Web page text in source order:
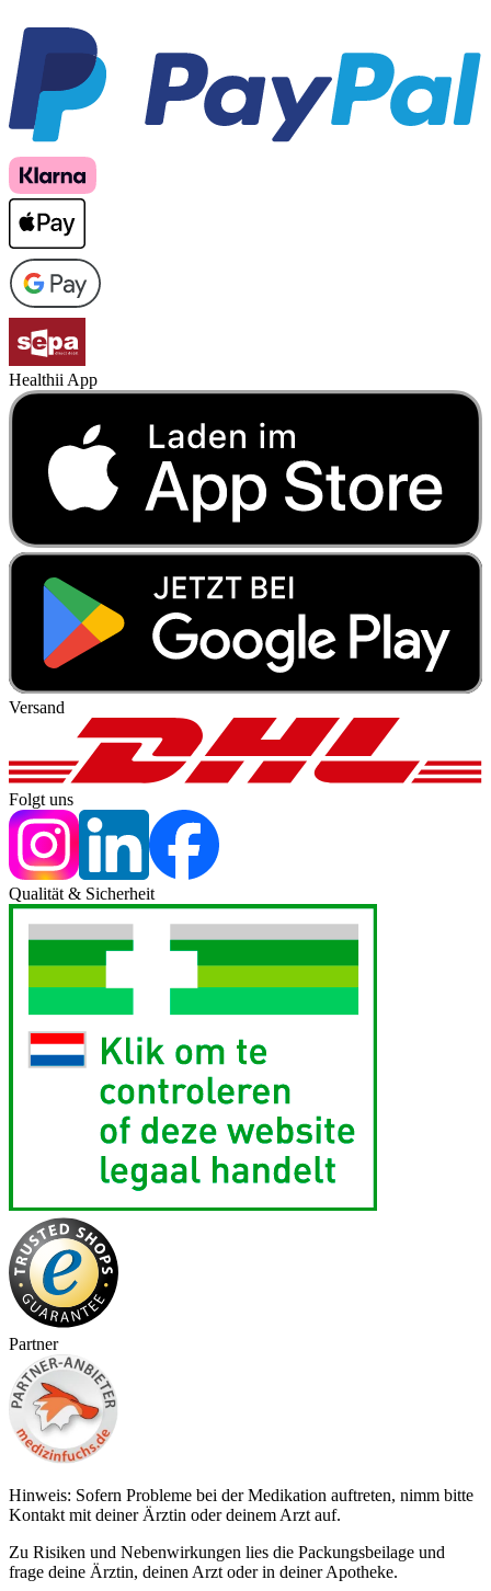
Healthii App
Versand
Folgt uns
Qualität & Sicherheit
Partner
Hinweis: Sofern Probleme bei der Medikation auftreten, nimm bitte
Kontakt mit deiner Ärztin oder deinem Arzt auf.
Zu Risiken und Nebenwirkungen lies die Packungsbeilage und
frage deine Ärztin, deinen Arzt oder in deiner Apotheke.